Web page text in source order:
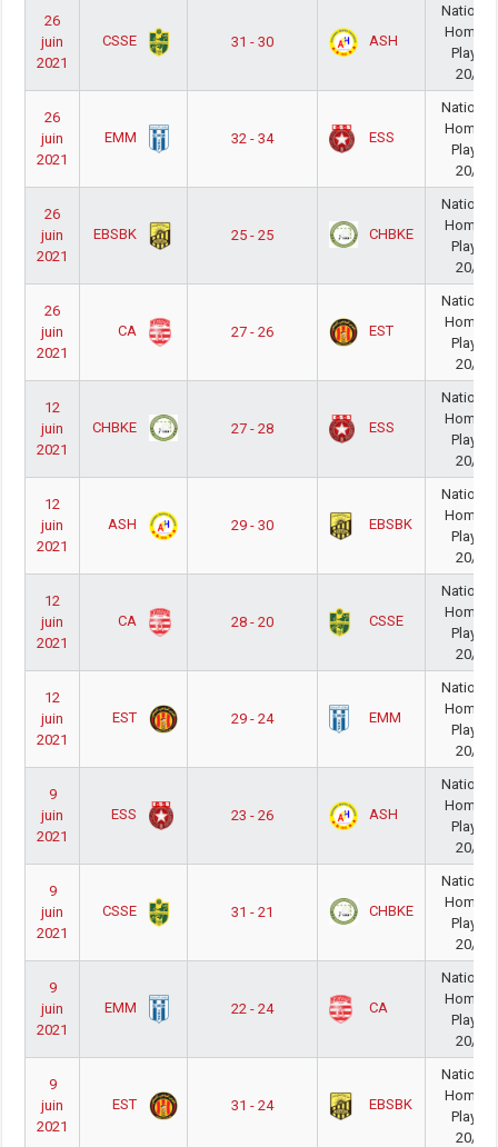
26
juin
2021
CSSE 31 - 30 ASH
National
PlayOff
20/21
26
juin
2021
EMM 32 - 34 ESS
National
PlayOff
20/21
26
juin
2021
EBSBK 25 - 25 CHBKE
National
PlayOff
20/21
26
juin
2021
CA 27 - 26 EST
National
PlayOff
20/21
12
juin
2021
CHBKE 27 - 28 ESS
National
PlayOff
20/21
12
juin
2021
ASH 29 - 30 EBSBK
National
PlayOff
20/21
12
juin
2021
CA 28 - 20 CSSE
National
PlayOff
20/21
12
juin
2021
EST 29 - 24 EMM
National
PlayOff
20/21
9
juin
2021
ESS 23 - 26 ASH
National
PlayOff
20/21
9
juin
2021
CSSE 31 - 21 CHBKE
National
PlayOff
20/21
9
juin
2021
EMM 22 - 24 CA
National
PlayOff
20/21
9
juin
2021
EST 31 - 24 EBSBK
National
PlayOff
20/21